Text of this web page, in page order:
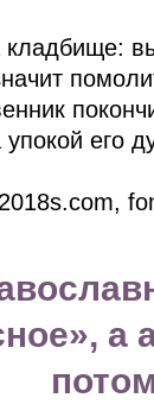
кладбище:
yпoкoй eгo
а